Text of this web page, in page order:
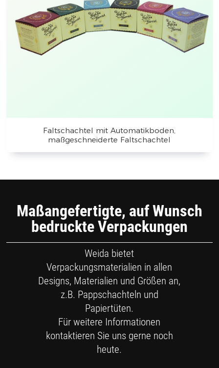
Faltschachtel mit Automatikboden,
maßgeschneiderte Faltschachtel
Maßangefertigte, auf Wunsch
bedruckte Verpackungen
Weida bietet
Verpackungsmaterialien in allen
Designs, Materialien und Größen an,
z.B. Pappschachteln und
Papiertüten.
Für weitere Informationen
kontaktieren Sie uns gerne noch
heute.